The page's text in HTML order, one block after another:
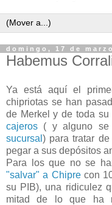
domingo, 17 de
Habemus
Ya está aquí el
chipriotas se han
de Merkel y de toda su
cajeros ( y alguno se
sucursal ) para tratar
pegar a sus depósitos
Para los que no se
"salvar" a Chiprecon
su PIB), una ridiculez
mitad de lo que ha